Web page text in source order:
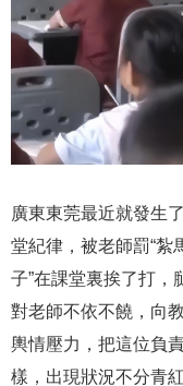
廣東東莞最近就發生
堂紀律，被老師罰“紮
子”在課堂裏挨了打，
對老師不依不饒，向
輿情壓力，把這位負
樣，出現狀況不分青